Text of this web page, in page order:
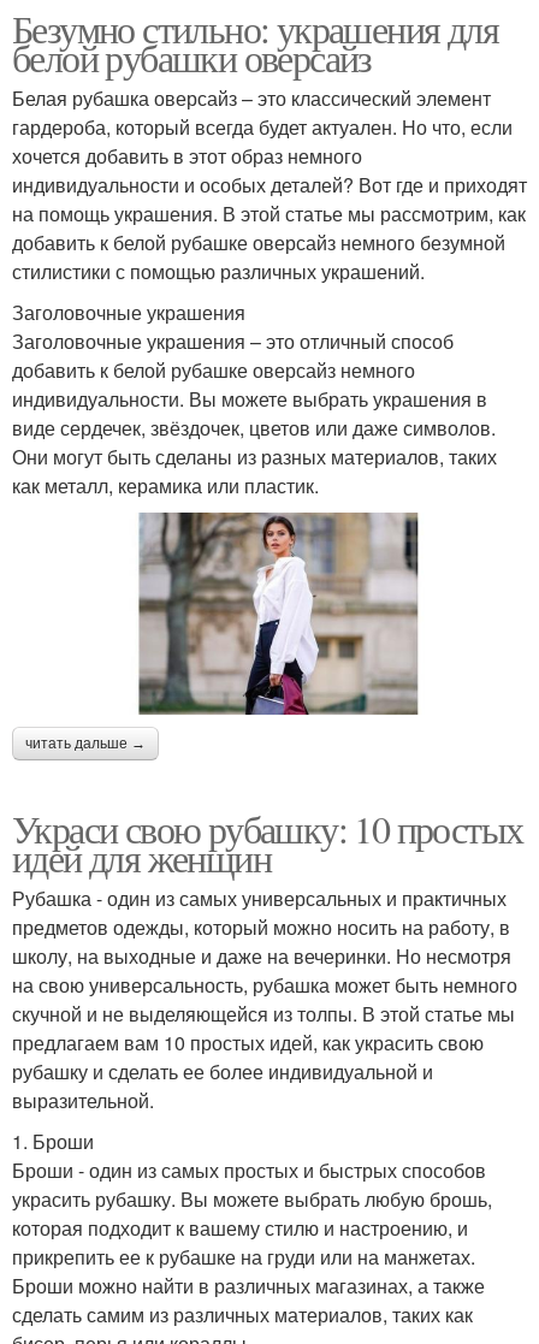
Безумно стильно: украшения для
белой рубашки оверсайз
Белая рубашка оверсайз – это классический элемент
гардероба, который всегда будет актуален. Но что, если
хочется добавить в этот образ немного
индивидуальности и особых деталей? Вот где и приходят
на помощь украшения. В этой статье мы рассмотрим, как
добавить к белой рубашке оверсайз немного безумной
стилистики с помощью различных украшений.
Заголовочные украшения
Заголовочные украшения – это отличный способ
добавить к белой рубашке оверсайз немного
индивидуальности. Вы можете выбрать украшения в
виде сердечек, звёздочек, цветов или даже символов.
Они могут быть сделаны из разных материалов, таких
как металл, керамика или пластик.
читать дальше →
Украси свою рубашку: 10 простых
идей для женщин
Рубашка - один из самых универсальных и практичных
предметов одежды, который можно носить на работу, в
школу, на выходные и даже на вечеринки. Но несмотря
на свою универсальность, рубашка может быть немного
скучной и не выделяющейся из толпы. В этой статье мы
предлагаем вам 10 простых идей, как украсить свою
рубашку и сделать ее более индивидуальной и
выразительной.
1. Броши
Броши - один из самых простых и быстрых способов
украсить рубашку. Вы можете выбрать любую брошь,
которая подходит к вашему стилю и настроению, и
прикрепить ее к рубашке на груди или на манжетах.
Броши можно найти в различных магазинах, а также
сделать самим из различных материалов, таких как